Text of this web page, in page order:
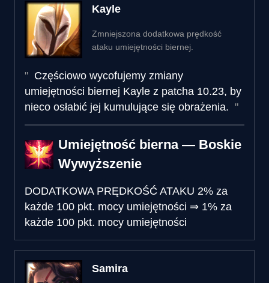
Kayle
Zmniejszona dodatkowa prędkość
ataku umiejętności biernej.
Częściowo wycofujemy zmiany
umiejętności biernej Kayle z patcha 10.23, by
nieco osłabić jej kumulujące się obrażenia.
Umiejętność bierna — Boskie
Wywyższenie
DODATKOWA PRĘDKOŚĆ ATAKU 2% za
każde 100 pkt. mocy umiejętności ⇒ 1% za
każde 100 pkt. mocy umiejętności
Samira